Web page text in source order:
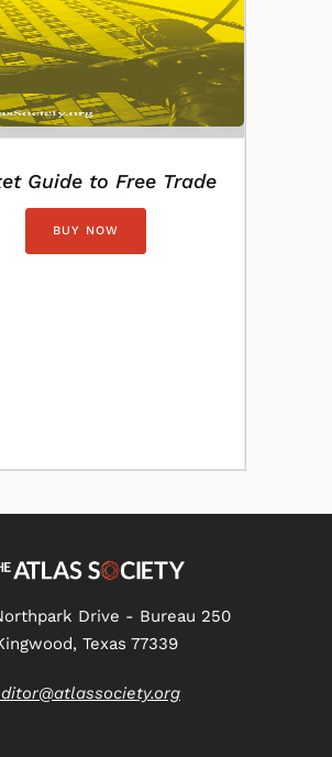
Guide to Free Trade
BUY NOW
Drive - Bureau 250
Texas 77339